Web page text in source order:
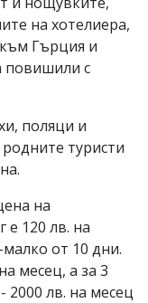
на хотелиера,
Гърция и
повишили с
поляци и
туристи
на
е 120 лв. на
от 10 дни.
месец, а за 3
2000 лв. на месец